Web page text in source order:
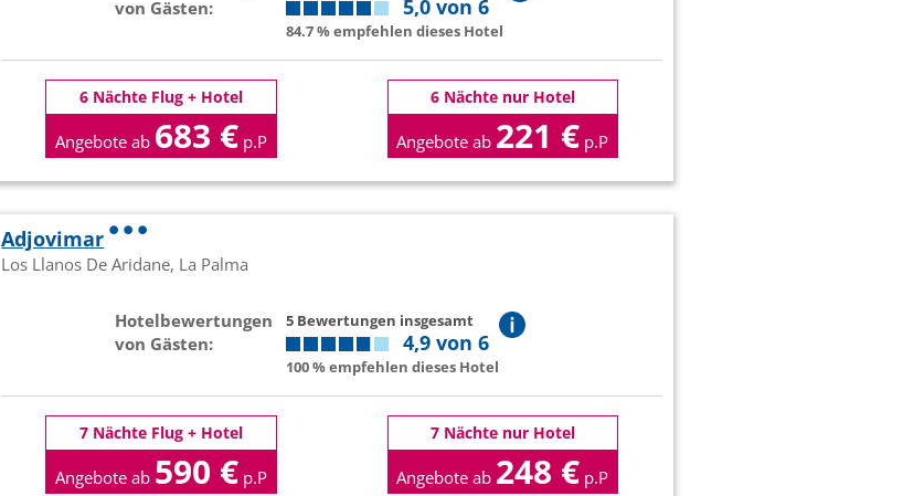
von Gästen:
5,0 von 6
84.7 % empfehlen dieses Hotel
6 Nächte Flug + Hotel
Angebote ab 683 € p.P
6 Nächte nur Hotel
Angebote ab 221 € p.P
Adjovimar
Los Llanos De Aridane, La Palma
Hotelbewertungen
von Gästen:
5 Bewertungen insgesamt
4,9 von 6
100 % empfehlen dieses Hotel
7 Nächte Flug + Hotel
Angebote ab 590 € p.P
7 Nächte nur Hotel
Angebote ab 248 € p.P